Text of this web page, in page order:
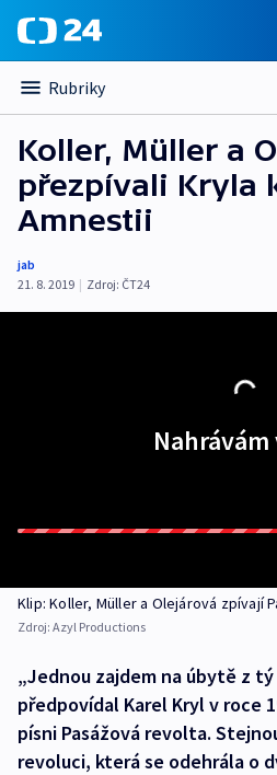
Rubriky
Koller, Müller a
přezpívali Kryla
Amnestii
jab
21. 8. 2019 | Zdroj: ČT24
Klip: Koller, Müller a Olejárová zpívají
Zdroj: Azyl Productions
„Jednou zajdem na úbytě z
předpovídal Karel Kryl v roce
písni Pasážová revolta.
revoluci, která se odehrála o